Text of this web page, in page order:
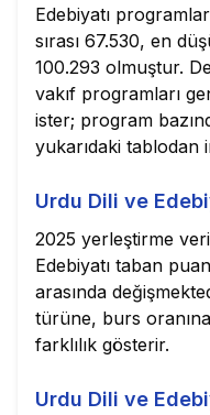
Edebiyatı
sırası 67.530, en
100.293 olmuştur.
vakıf programları
ister; program
yukarıdaki tablodan
Urdu Dili ve
2025 yerleştirme
Edebiyatı taban
arasında
türüne, burs
farklılık gösterir.
Urdu Dili ve